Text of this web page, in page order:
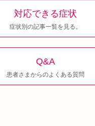
対応できる症状
症状別の記事一覧を見る。
Q&A
患者さまからのよくある質問